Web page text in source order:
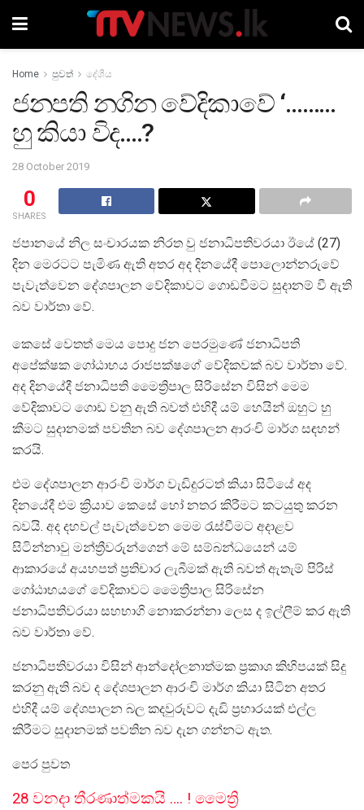
Home පුවත් දේශීය
ජනපති නගින වේදිකාවේ ‘………
හු කියා විද….?
28 October 2019
0
SHARES
ජපානයේ නිල සංචාරයක නිරත වු ජනාධිපතිවරයා ඊයේ (27)
දින මෙරටට පැමිණ ඇති අතර අද දිනයේදී පොලොන්නරුවේ
පැවැත්වෙන දේශපාලන වේදිකාවට ගොඩවීමට සුදානම් වී ඇති
බව වාර්තා වේ.
කෙසේ වෙතත් මෙය පොදු ජන පෙරමුණේ ජනාධිපති
අපේක්ෂක ගෝඨාභය රාජපක්ෂගේ වේදිකවක් බව වාර්තා වේ.
අද දිනයේදී ජනාධිපති මෛත්‍රිපාල සිරිසේන විසින් මෙම
වේදිකාවට ගොඩ වනු ඇති බවත් එහිදී යම් හෙයින් ඔහුට හු
කීමට සුදානමක් පවතින බව දේශපාලන ආරංචි මාර්ග සඳහන්
කරයි.
එම දේශපාලන ආරංචි මාර්ග වැඩිදුරටත් කියා සිටියේ අද
දිනයේදී එම ක්‍රියාව කෙසේ හෝ නතර කිරීමට කටයුතු කරන
බවයි. අද දහවල් පැවැත්වෙන මෙම රැස්වීමට අදාළව
සිටින්නාවු මන්ත්‍රීවරුන්ගෙන් මේ සම්බන්ධයෙන් යම්
ආකාරයේ අයහපත් ප්‍රතිචාර ලැබීමක් ඇති බවත් ඇතැම් පිරිස්
ගෝඨාභයගේ වේදිකාවට මෛත්‍රිපාල සිරිසේන
ජනාධිපතිවරයා සහභාගි නොකරන්නා ලෙස ද ඉල්ලීම් කර ඇති
බව වාර්තා වේ.
ජනාධිපතිවරයා විසින් ආන්දෝලනාත්මක ප‍්‍රකාශ කිහිපයක් සිදු
කරනු ඇති බව ද දේශපාලන ආරංචි මාර්ග කියා සිටින අතර
එහිදී යම් දේශපාලන බල කදවුරුවට දැඩි ප්‍රහාරයක් එල්ල
කිරීමට සුදානමක් පවතින බව දැන ගන්නට ඇත.
පෙර පුවත
28 වනදා තීරණාත්මකයි …. ! මෛත්‍රි